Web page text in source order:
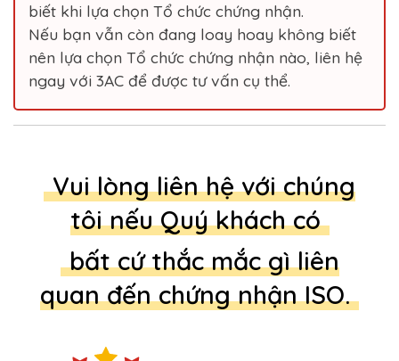
biết khi lựa chọn Tổ chức chứng nhận.
Nếu bạn vẫn còn đang loay hoay không biết
nên lựa chọn Tổ chức chứng nhận nào, liên hệ
ngay với 3AC để được tư vấn cụ thể.
Vui lòng liên hệ với chúng
tôi nếu Quý khách có
bất cứ thắc mắc gì liên
quan đến chứng nhận ISO.